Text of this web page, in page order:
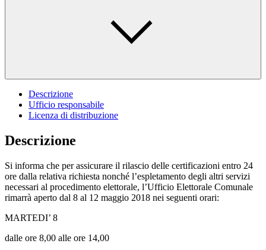
Descrizione
Ufficio responsabile
Licenza di distribuzione
Descrizione
Si informa che per assicurare il rilascio delle certificazioni entro 24
ore dalla relativa richiesta nonché l’espletamento degli altri servizi
necessari al procedimento elettorale, l’Ufficio Elettorale Comunale
rimarrà aperto dal 8 al 12 maggio 2018 nei seguenti orari:
MARTEDI’ 8
dalle ore 8,00 alle ore 14,00